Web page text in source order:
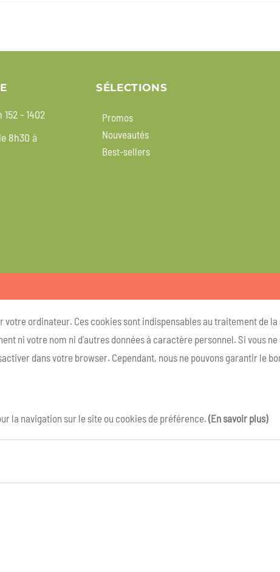
- 1402
8h30 à
SÉLECTIONS
Promos
Nouveautés
Best-sellers
votre ordinateur. Ces cookies sont indispensables au traitement de
ni votre nom ni d'autres données à caractère personnel. Si vous
dans votre browser. Cependant, nous ne pouvons garantir le
la navigation sur le site ou cookies de préférence. (En savoir plus)